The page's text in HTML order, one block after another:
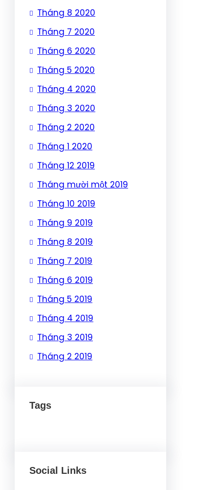
Tháng 8 2020
Tháng 7 2020
Tháng 6 2020
Tháng 5 2020
Tháng 4 2020
Tháng 3 2020
Tháng 2 2020
Tháng 1 2020
Tháng 12 2019
Tháng mười một 2019
Tháng 10 2019
Tháng 9 2019
Tháng 8 2019
Tháng 7 2019
Tháng 6 2019
Tháng 5 2019
Tháng 4 2019
Tháng 3 2019
Tháng 2 2019
Tags
Social Links